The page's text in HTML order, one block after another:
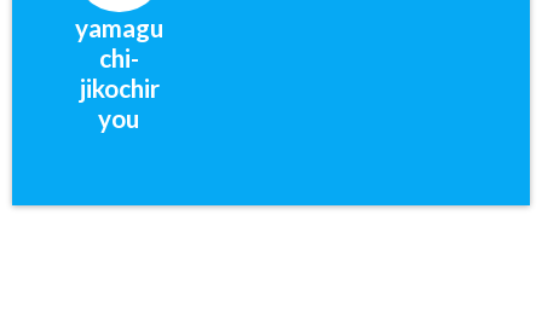
yamagu
chi-
jikochir
you